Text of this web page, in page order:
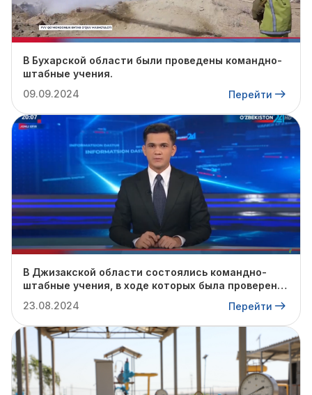
В Бухарской области были проведены командно-
штабные учения.
09.09.2024
Перейти
В Джизакской области состоялись командно-
штабные учения, в ходе которых была проверена
осенне-зимнему сезону.
23.08.2024 Перейти